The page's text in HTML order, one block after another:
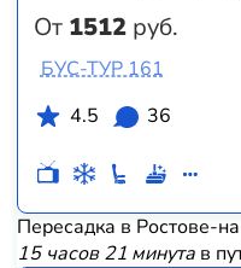
От 1512 руб.
БУС-ТУР 161
4.5
36
Пересадка в Ростове-
15 часов 21 минутав